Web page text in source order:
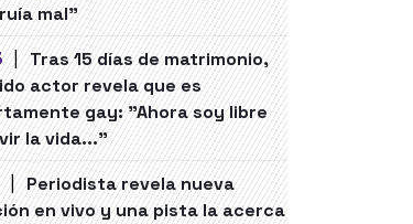
mal"
| Tras 15 días de matrimonio,
actor revela que es
gay: "Ahora soy libre
la vida..."
| Periodista revela nueva
en vivo y una pista la acerca